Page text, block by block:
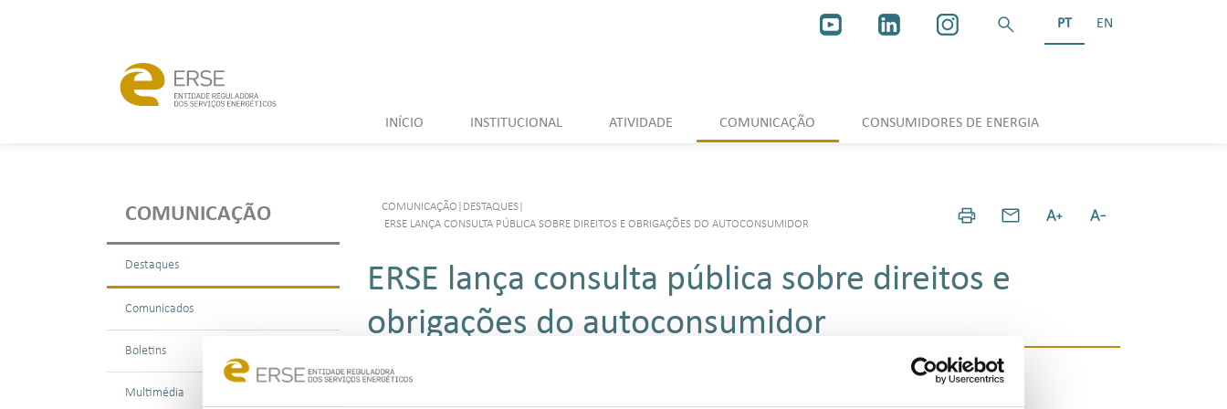
PT EN
INÍCIO INSTITUCIONAL ATIVIDADE COMUNICAÇÃO CONSUMIDORES DE ENERGIA
COMUNICAÇÃO
Destaques
Comunicados
Boletins
Multimédia
COMUNICAÇÃO DESTAQUES
ERSE LANÇA CONSULTA PÚBLICA SOBRE DIREITOS E OBRIGAÇÕES DO AUTOCONSUMIDOR
ERSE lança consulta pública sobre direitos e
obrigações do autoconsumidor